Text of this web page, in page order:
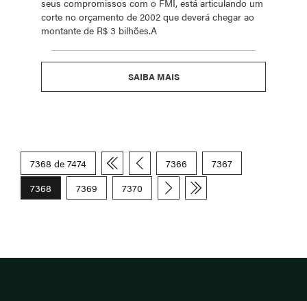
corte no orçamento de 2002 que deverá chegar ao
montante de R$ 3 bilhões.A
SAIBA MAIS
7368 de 7474 7366
7367
7368
7369 7370